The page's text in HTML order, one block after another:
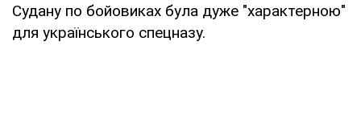
Судану по бойовиках була дуже "характерною"
для українського спецназу.